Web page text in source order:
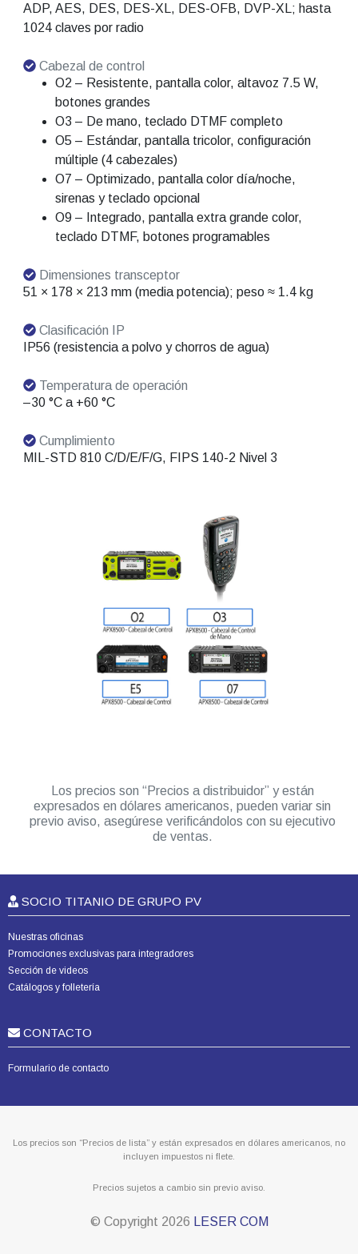
ADP, AES, DES, DES-XL, DES-OFB, DVP-XL; hasta
1024 claves por radio
Cabezal de control
O2 – Resistente, pantalla color, altavoz 7.5 W,
botones grandes
O3 – De mano, teclado DTMF completo
O5 – Estándar, pantalla tricolor, configuración
múltiple (4 cabezales)
O7 – Optimizado, pantalla color día/noche,
sirenas y teclado opcional
O9 – Integrado, pantalla extra grande color,
teclado DTMF, botones programables
Dimensiones transceptor
51 × 178 × 213 mm (media potencia); peso ≈ 1.4 kg
Clasificación IP
IP56 (resistencia a polvo y chorros de agua)
Temperatura de operación
–30 °C a +60 °C
Cumplimiento
MIL-STD 810 C/D/E/F/G, FIPS 140-2 Nivel 3
Los precios son “Precios a distribuidor” y están
expresados en dólares americanos, pueden variar sin
previo aviso, asegúrese verificándolos con su ejecutivo
de ventas.
SOCIO TITANIO DE GRUPO PV
Nuestras oficinas
Promociones exclusivas para integradores
Sección de videos
Catálogos y folletería
CONTACTO
Formulario de contacto
Los precios son “Precios de lista” y están expresados en dólares americanos, no
incluyen impuestos ni flete.
Precios sujetos a cambio sin previo aviso.
© Copyright 2026 LESER COM